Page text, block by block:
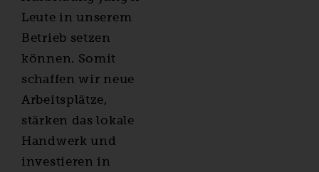
Leute in unserem
Betrieb setzen
können. Somit
schaffen wir neue
Arbeitsplätze,
stärken das lokale
Handwerk und
investieren in